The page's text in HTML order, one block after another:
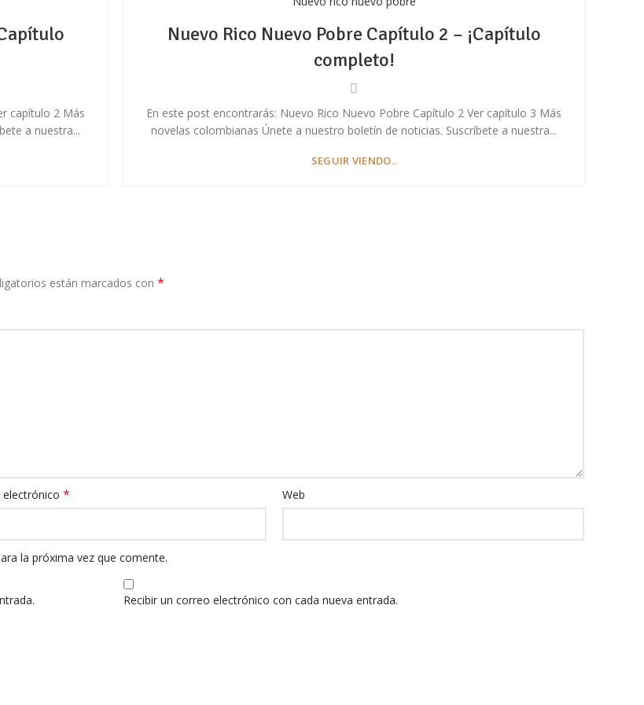
capítulo 2 Más
a nuestra...
Nuevo Rico Nuevo Pobre Capítulo 2 – ¡Capítulo
completo!
En este post encontrarás: Nuevo Rico Nuevo Pobre Capítulo 2 Ver capítulo 3 Más
novelas colombianas Únete a nuestro boletín de noticias. Suscríbete a nuestra...
SEGUIR VIENDO..
están marcados con *
* Web
la próxima vez que comente.
Recibir un correo electrónico con cada nueva entrada.